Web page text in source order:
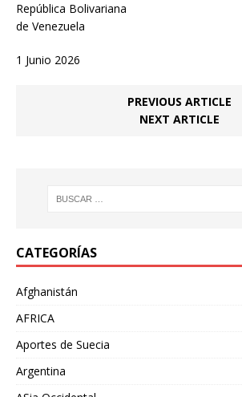
República Bolivariana
de Venezuela
1 Junio 2026
PREVIOUS ARTICLE
NEXT ARTICLE
CATEGORÍAS
Afghanistán
AFRICA
Aportes de Suecia
Argentina